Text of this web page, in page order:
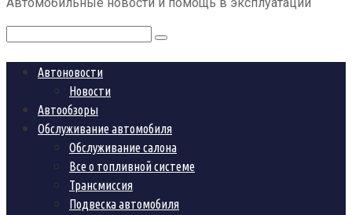
Поиск:
Автоновости
Новости
Автообзоры
Обслуживание автомобиля
Обслуживание салона
Все о топливной системе
Трансмиссия
Подвеска автомобиля